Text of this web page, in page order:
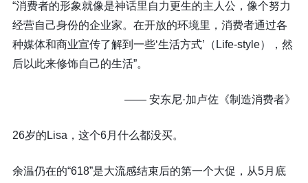
“消费者的形象就像是神话里自力更生的主人公，像个努力
经营自己身份的企业家。在开放的环境里，消费者通过各
种媒体和商业宣传了解到一些‘生活方式’（Life-style），然
后以此来修饰自己的生活”。
—— 安东尼·加卢佐《制造消费者》
26岁的Lisa，这个6月什么都没买。
余温仍在的“618”是大流感结束后的第一个大促，从5月底